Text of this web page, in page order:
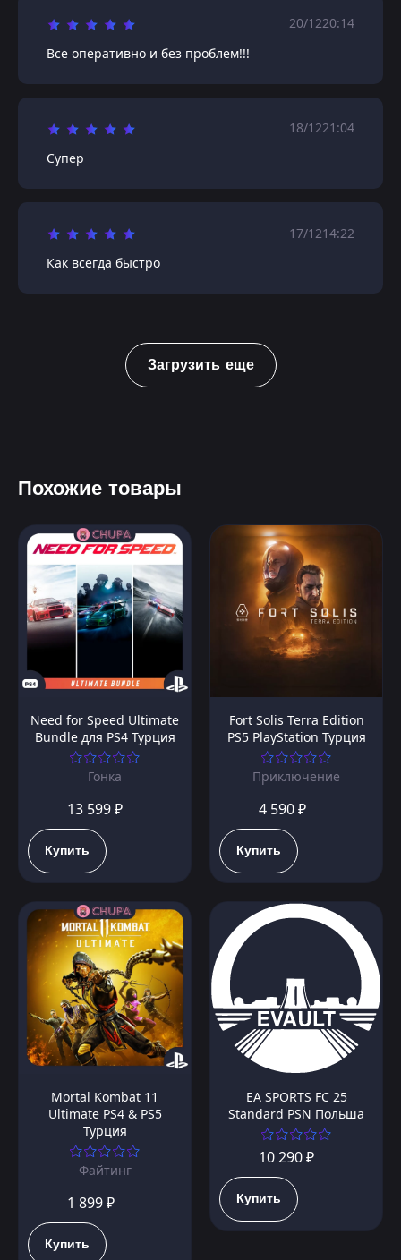
20/1220:14
Все оперативно и без проблем!!!
18/1221:04
Супер
17/1214:22
Как всегда быстро
Загрузить еще
Похожие товары
Need for Speed Ultimate
Bundle для PS4 Турция
Гонка
13 599 ₽
Купить
Fort Solis Terra Edition
PS5 PlayStation Турция
Приключение
4 590 ₽
Купить
Mortal Kombat 11
Ultimate PS4 & PS5
Турция
Файтинг
1 899 ₽
Купить
EA SPORTS FC 25
Standard PSN Польша
10 290 ₽
Купить